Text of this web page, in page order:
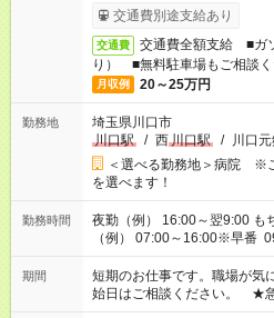
交通費別途支給あり
交通費
交通費全額支給 ■ガ
り） ■無料駐車場もご相談
月収例 20～25万円
勤務地
埼玉県川口市
川口駅
/ 西川口駅 / 川口
＜選べる勤務地＞病院 ※
を選べます！
勤務時間
夜勤（例） 16:00～翌9:00 も
（例） 07:00～16:00※早番
20:00※遅番 ※時間は、固定
あれば調整できます！ ※シフ
なります。★家庭の都合でお
ください。
期間
短期のお仕事です。職場が
始日はご相談ください。 ★急